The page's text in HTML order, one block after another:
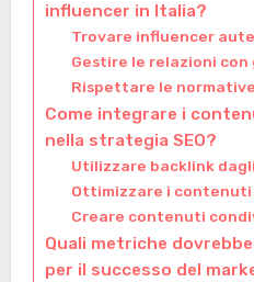
influencer in Italia?
Trovare influencer
Gestire le relazioni
Rispettare le normative
Come integrare i
nella strategia SEO?
Utilizzare backlink
Ottimizzare i contenuti
Creare contenuti
Quali metriche
per il successo del